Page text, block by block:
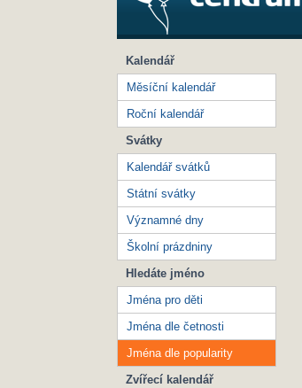
Kalendář
Měsíční kalendář
Roční kalendář
Svátky
Kalendář svátků
Státní svátky
Významné dny
Školní prázdniny
Hledáte jméno
Jména pro děti
Jména dle četnosti
Jména dle popularity
Zvířecí kalendář